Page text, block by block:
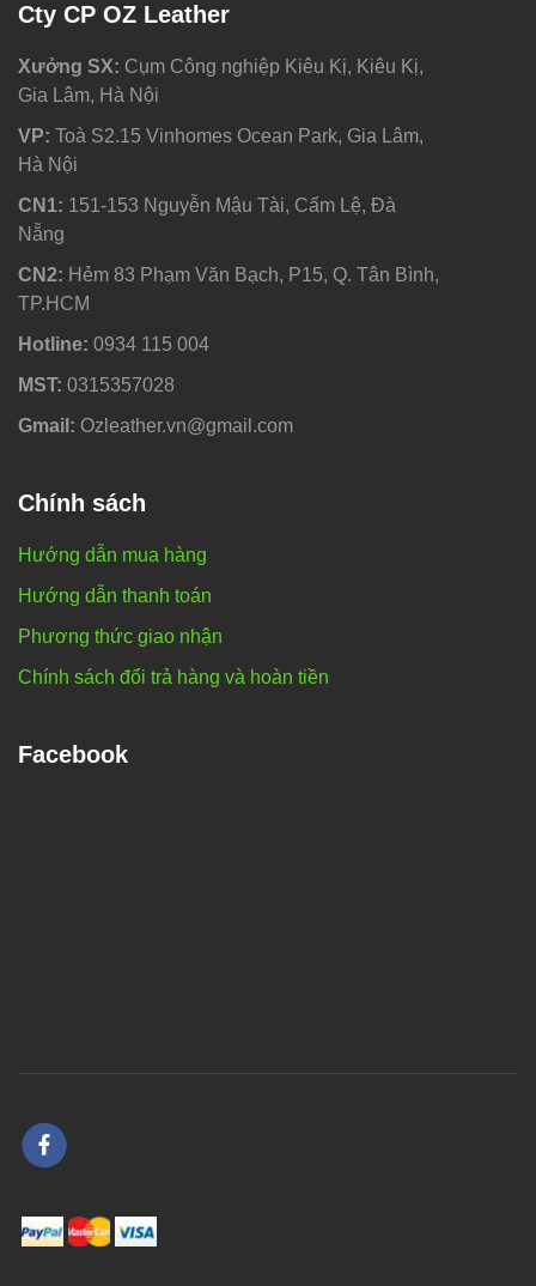
Cty CP OZ Leather
Xưởng SX: Cụm Công nghiệp Kiêu Kị, Kiêu Kị,
Gia Lâm, Hà Nội
VP: Toà S2.15 Vinhomes Ocean Park, Gia Lâm,
Hà Nội
CN1: 151-153 Nguyễn Mậu Tài, Cẩm Lệ, Đà
Nẵng
CN2: Hẻm 83 Phạm Văn Bạch, P15, Q. Tân Bình,
TP.HCM
Hotline: 0934 115 004
MST: 0315357028
Gmail: Ozleather.vn@gmail.com
Chính sách
Hướng dẫn mua hàng
Hướng dẫn thanh toán
Phương thức giao nhận
Chính sách đổi trả hàng và hoàn tiền
Facebook